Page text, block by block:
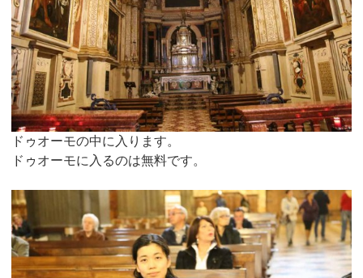
ドゥオーモの中に入ります。
ドゥオーモに入るのは無料です。